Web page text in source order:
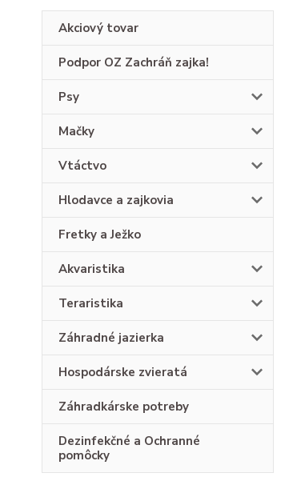
Akciový tovar
Podpor OZ Zachráň zajka!
Psy
Mačky
Vtáctvo
Hlodavce a zajkovia
Fretky a Ježko
Akvaristika
Teraristika
Záhradné jazierka
Hospodárske zvieratá
Záhradkárske potreby
Dezinfekčné a Ochranné
pomôcky